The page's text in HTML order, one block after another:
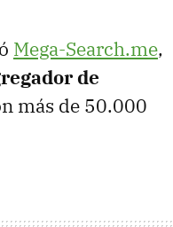
Mega-Search.me,
de
más de 50.000